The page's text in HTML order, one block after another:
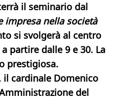
il seminario dal
impresa nella società
si svolgerà al centro
partire dalle 9 e 30. La
prestigiosa.
cardinale Domenico
del